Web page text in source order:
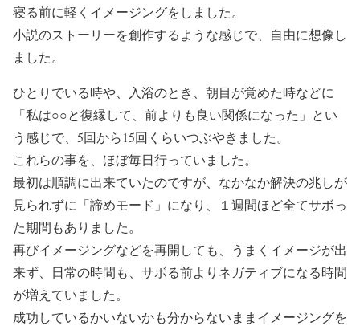
寝る前に軽くイメージングをしました。
小説のストーリーを創作するような感じで、自由に想像し
ました。
ひとりでいる時や、入浴のとき、朝目が覚めた時などに
「私は○○と復縁して、前よりも良い関係になった」とい
う感じで、5回から15回くらいつぶやきました。
これらの事を、ほぼ毎日行っていました。
最初は順調に出来ていたのですが、なかなか解決の兆しが
見られずに「諦めモード」になり、１週間ほど全てサボっ
た期間もありました。
再びイメージングなどを再開しても、うまくイメージが出
来ず、日常の時間も、サボる前よりネガティブになる時間
が増えていました。
成功しているかいないかも分からないままイメージングを